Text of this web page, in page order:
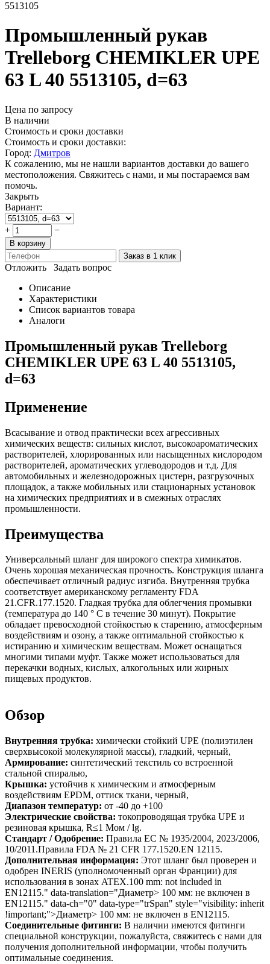
5513105
Промышленный рукав
Trelleborg CHEMIKLER UPE
63 L 40 5513105, d=63
Цена по запросу
В наличии
Стоимость и сроки доставки
Стоимость и сроки доставки:
Город: Дмитров
К сожалению, мы не нашли вариантов доставки до вашего
местоположения. Свяжитесь с нами, и мы постараемся вам
помочь.
Закрыть
Вариант:
+ −
В корзину
Заказ в 1 клик
Отложить
Задать вопрос
Описание
Характеристики
Список вариантов товара
Аналоги
Промышленный рукав Trelleborg
CHEMIKLER UPE 63 L 40 5513105,
d=63
Применение
Всасывание и отвод практически всех агрессивных
химических веществ: сильных кислот, высокоароматических
растворителей, хлорированных или насыщенных кислородом
растворителей, ароматических углеводородов и т.д. Для
автомобильных и железнодорожных цистерн, разгрузочных
площадок, а также мобильных или стационарных установок
на химических предприятиях и в смежных отраслях
промышленности.
Преимущества
Универсальный шланг для широкого спектра химикатов.
Очень хорошая механическая прочность. Конструкция шланга
обеспечивает отличный радиус изгиба. Внутренняя трубка
соответствует американскому регламенту FDA
21.CFR.177.1520. Гладкая трубка для облегчения промывки
(температура до 140 ° C в течение 30 минут). Покрытие
обладает превосходной стойкостью к старению, атмосферным
воздействиям и озону, а также оптимальной стойкостью к
истиранию и химическим веществам. Может оснащаться
многими типами муфт. Также может использоваться для
перекачки водных, кислых, алкогольных или жирных
пищевых продуктов.
Обзор
Внутренняя трубка: химически стойкий UPE (полиэтилен
сверхвысокой молекулярной массы), гладкий, черный,
Армирование: синтетический текстиль со встроенной
стальной спиралью,
Крышка: устойчив к химическим и атмосферным
воздействиям EPDM, оттиск ткани, черный,
Диапазон температур: от -40 до +100
Электрические свойства: токопроводящая трубка UPE и
резиновая крышка, R≤1 Мом / lg.
Стандарт / Одобрение: Правила ЕС № 1935/2004, 2023/2006,
10/2011.Правила FDA № 21 CFR 177.1520.EN 12115.
Дополнительная информация: Этот шланг был проверен и
одобрен INERIS (уполномоченный орган Франции) для
использования в зонах ATEX.100 mm: not included in
EN12115." data-translation="Диаметр> 100 мм: не включен в
EN12115." data-ch="0" data-type="trSpan" style="visibility: inherit
!important;">Диаметр> 100 мм: не включен в EN12115.
Соединительные фитинги: В наличии имеются фитинги
специальной конструкции, пожалуйста, свяжитесь с нами для
получения дополнительной информации, чтобы получить
оптимальные соединения.